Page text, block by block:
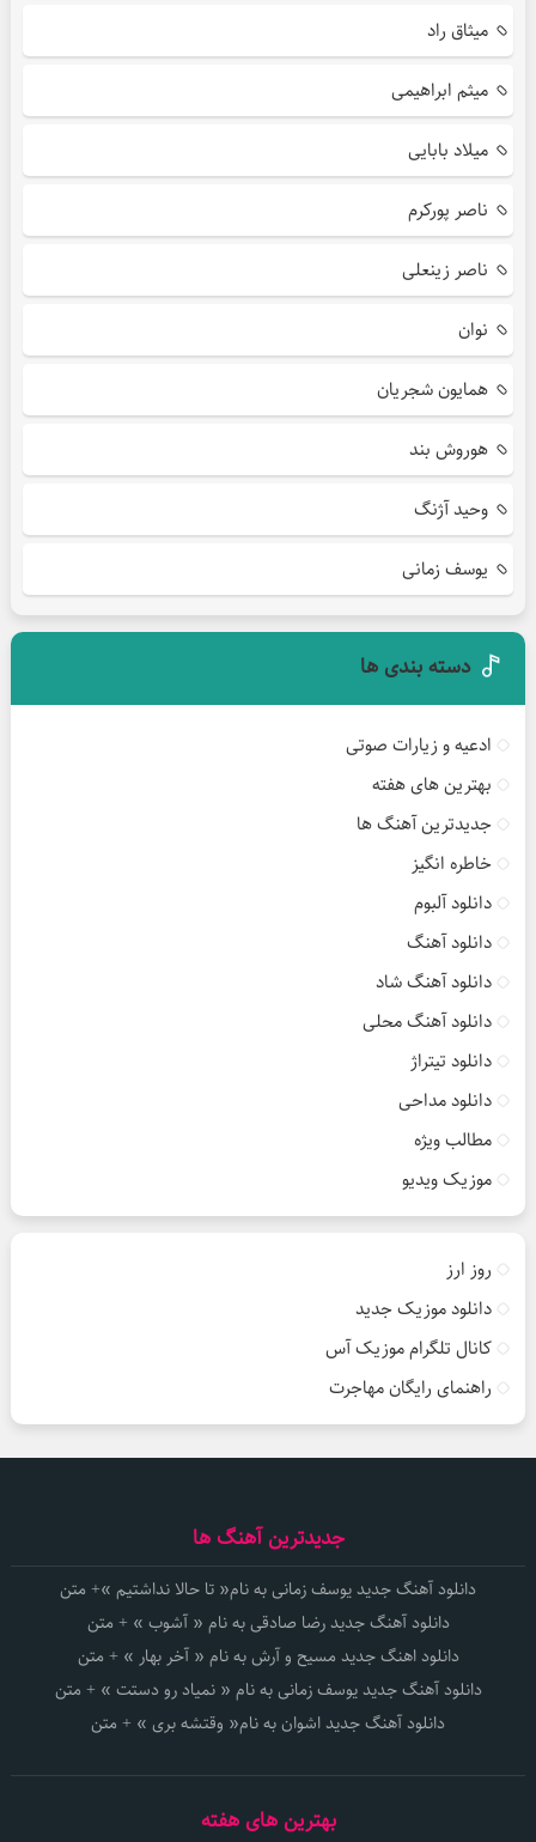
میثاق راد
میثم ابراهیمی
میلاد بابایی
ناصر پورکرم
ناصر زینعلی
نوان
همایون شجریان
هوروش بند
وحید آژنگ
یوسف زمانی
دسته بندی ها
ادعیه و زیارات صوتی
بهترین های هفته
جدیدترین آهنگ ها
خاطره انگیز
دانلود آلبوم
دانلود آهنگ
دانلود آهنگ شاد
دانلود آهنگ محلی
دانلود تیتراژ
دانلود مداحی
مطالب ویژه
موزیک ویدیو
روز ارز
دانلود موزیک جدید
کانال تلگرام موزیک آس
راهنمای رایگان مهاجرت
جدیدترین آهنگ ها
دانلود آهنگ جدید یوسف زمانی به نام« تا حالا نداشتیم »+ متن
دانلود آهنگ جدید رضا صادقی به نام « آشوب » + متن
دانلود اهنگ جدید مسیح و آرش به نام « آخر بهار » + متن
دانلود آهنگ جدید یوسف زمانی به نام « نمیاد رو دستت » + متن
دانلود آهنگ جدید اشوان به نام« وقتشه بری » + متن
بهترین های هفته